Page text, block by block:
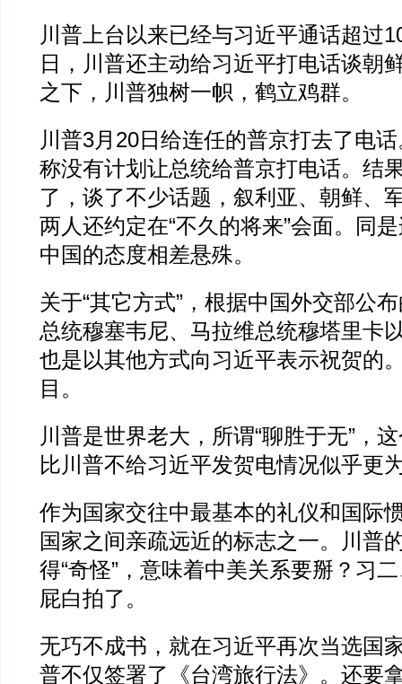
川普上台以来已经与习近平通话超过
日，川普还主动给习近平打电话谈朝
之下，川普独树一帜，鹤立鸡群。
川普3月20日给连任的普京打去了电
称没有计划让总统给普京打电话。结
了，谈了不少话题，叙利亚、朝鲜、
两人还约定在“不久的将来”会面。同
中国的态度相差悬殊。
关于“其它方式”，根据中国外交部公
总统穆塞韦尼、马拉维总统穆塔里卡
也是以其他方式向习近平表示祝贺的
目。
川普是世界老大，所谓“聊胜于无”，
比川普不给习近平发贺电情况似乎更
作为国家交往中最基本的礼仪和国际
国家之间亲疏远近的标志之一。川普
得“奇怪”，意味着中美关系要掰？习
屁白拍了。
无巧不成书，就在习近平再次当选国
普不仅签署了《台湾旅行法》。还要